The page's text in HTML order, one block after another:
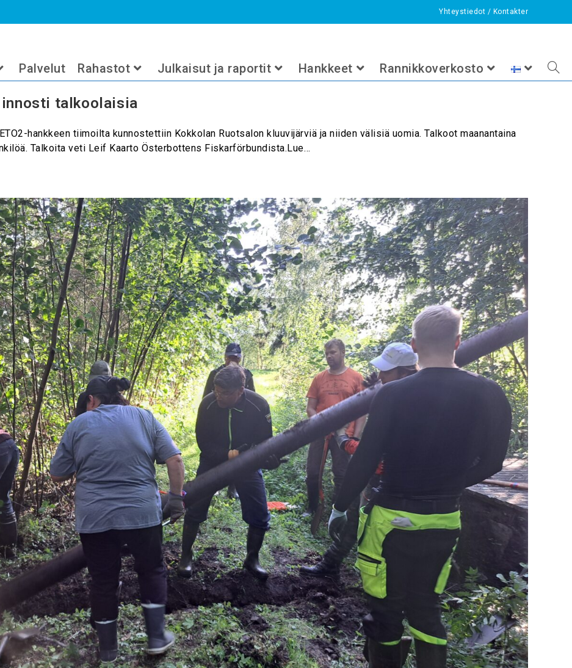
Yhteystiedot / Kontakter
Palvelut Rahastot Julkaisut ja raportit Hankkeet Rannikkoverkosto
innosti talkoolaisia
hankkeen tiimoilta kunnostettiin Kokkolan Ruotsalon kluuvijärviä ja niiden välisiä uomia. Talkoot maanantaina
Talkoita veti Leif Kaarto Österbottens Fiskarförbundista.Lue…